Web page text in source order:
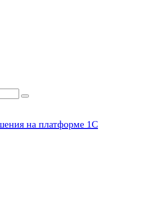
на платформе 1С